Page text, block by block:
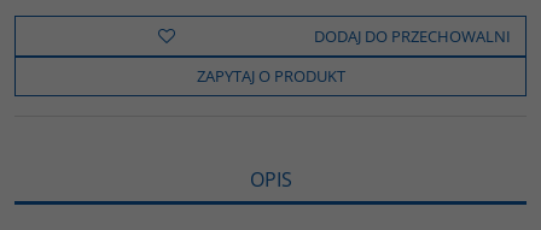
e
o
k
t
t
e
o
y
i
n
k
z
e
l
s
DODAJ DO PRZECHOWALNI
ZAPYTAJ O PRODUKT
OPIS